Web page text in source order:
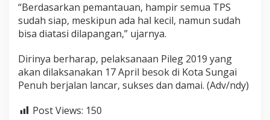
“Berdasarkan pemantauan, hampir semua TPS
sudah siap, meskipun ada hal kecil, namun sudah
bisa diatasi dilapangan,” ujarnya.
Dirinya berharap, pelaksanaan Pileg 2019 yang
akan dilaksanakan 17 April besok di Kota Sungai
Penuh berjalan lancar, sukses dan damai. (Adv/ndy)
Post Views: 150